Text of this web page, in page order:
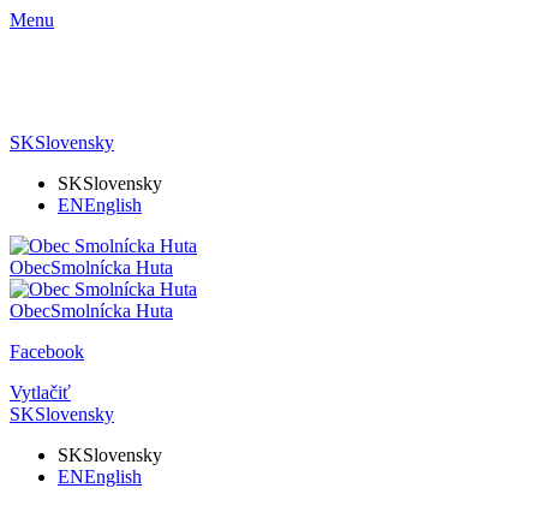
Menu
SKSlovensky
SKSlovensky
ENEnglish
ObecSmolnícka Huta
ObecSmolnícka Huta
Facebook
Vytlačiť
SKSlovensky
SKSlovensky
ENEnglish